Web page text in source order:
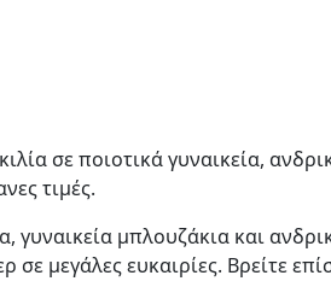
σε ποιοτικά γυναικεία,
τιμές.
γυναικεία μπλουζάκια και
σε μεγάλες ευκαιρίες. Βρείτε